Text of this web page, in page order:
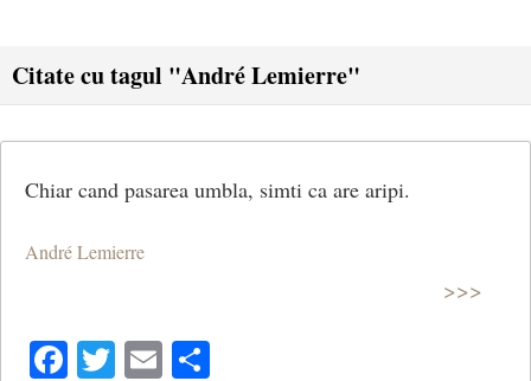
Citate cu tagul "André Lemierre"
Chiar cand pasarea umbla, simti ca are aripi.
André Lemierre
>>>
Facebook
Twitter
Email